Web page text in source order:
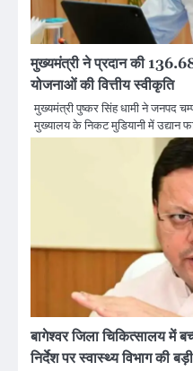
मुख्यमंत्री ने प्रदान की
योजनाओं की वित्तीय स्वीकृति
मुख्यमंत्री पुष्कर सिंह धामी ने जनपद
मुख्यालय के निकट मुडियानी में उद्यान
बागेश्वर जिला चिकित्सालय में
निर्देश पर स्वास्थ्य विभाग की बड़ी